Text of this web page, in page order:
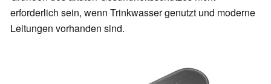
erforderlich sein, wenn Trinkwasser genutzt und moderne
Leitungen vorhanden sind.